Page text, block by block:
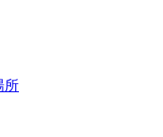
所